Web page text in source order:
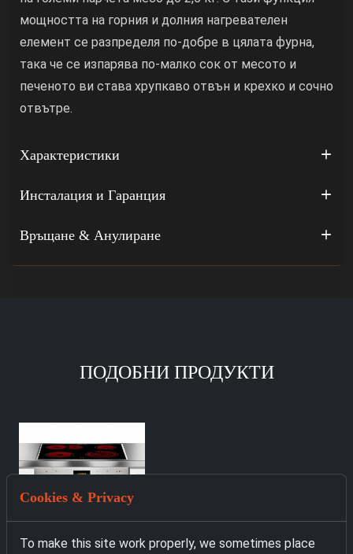
мощността на горния и долния нагревателен
елемент се разпределя по-добре в цялата фурна,
така че се изпарява по-малко сок от месото и
печеното ви става хрупкаво отвън и крехко и сочно
отвътре.
Характеристики
Инсталация и Гаранция
Връщане & Анулиране
ПОДОБНИ ПРОДУКТИ
Cookies & Privacy
To make this site work properly, we sometimes place